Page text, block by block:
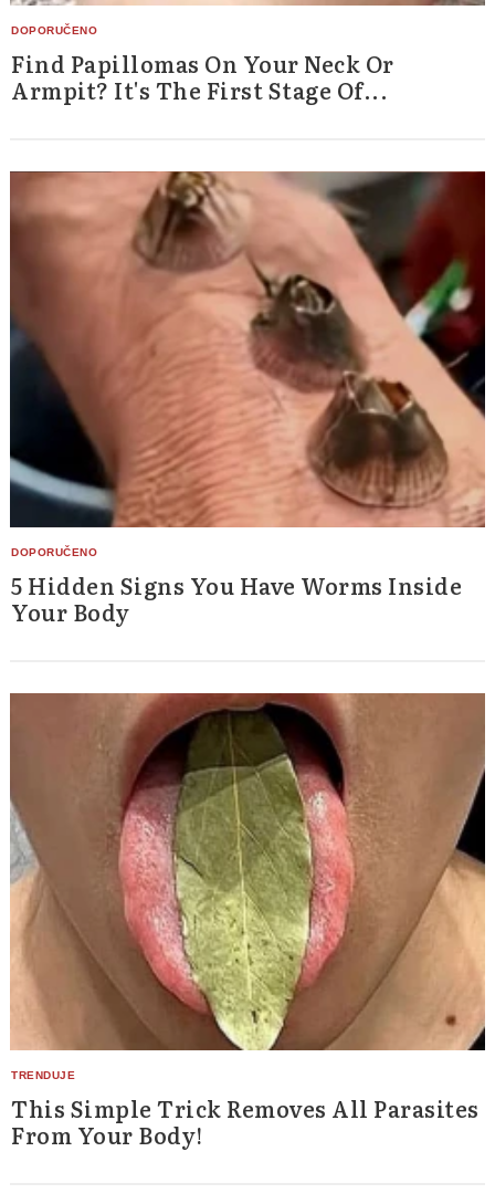
Find Papillomas On Your Neck Or
Armpit? It's The First Stage Of...
5 Hidden Signs You Have Worms Inside
Your Body
This Simple Trick Removes All Parasites
From Your Body!